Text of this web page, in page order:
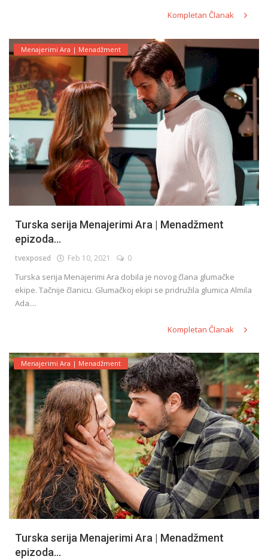
Kompletan Članak
Menajerimi Ara | Menadžment
Turska serija Menajerimi Ara | Menadžment
epizoda...
tvexposed Feb 10, 2021 0
Turska serija Menajerimi Ara dobila je novog člana glumačke
ekipe. Tačnije članicu. Glumačkoj ekipi se pridružila glumica Almila
Ada....
Kompletan Članak
Menajerimi Ara | Menadžment
Turska serija Menajerimi Ara | Menadžment
epizoda...